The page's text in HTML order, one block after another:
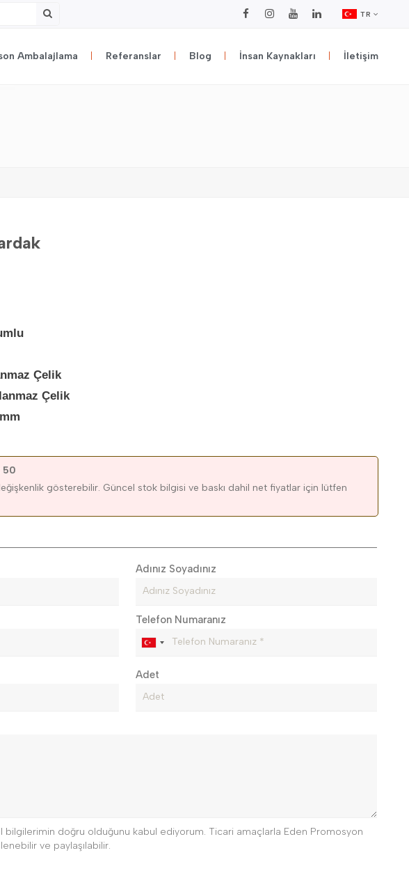
TR
Ambalajlama Referanslar Blog İnsan Kaynakları İletişim
Çelik
Çelik
50
gösterebilir. Güncel stok bilgisi ve baskı dahil net fiyatlar için lütfen
Adınız Soyadınız
Telefon Numaranız
Adet
bilgilerimin doğru olduğunu kabul ediyorum. Ticari amaçlarla Eden Promosyon
ve paylaşılabilir.